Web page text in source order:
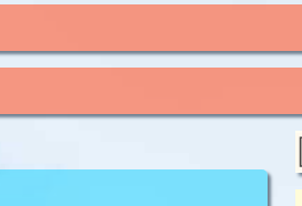
高尿酸血症／痛
梗塞 狭心症 脳梗塞